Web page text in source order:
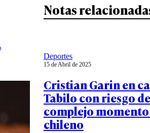
Notas
Deportes
15 de Abril de 2025
Cristian Garin en
Tabilo con riesgo
complejo
chileno